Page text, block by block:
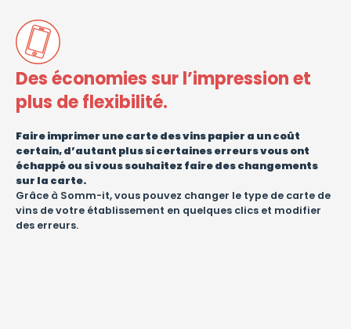
Des économies sur l’impression et
plus de flexibilité.
Faire imprimer une carte des vins papier a un coût
certain, d’autant plus si certaines erreurs vous ont
échappé ou si vous souhaitez faire des changements
sur la carte.
Grâce à Somm-it, vous pouvez changer le type de carte de
vins de votre établissement en quelques clics et modifier
des erreurs.